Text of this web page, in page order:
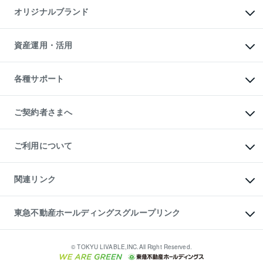
アパート経営
収益物件
ビル購入（ビル一棟）
投資用不動産の売却査定
事業用不動産の売却査定
マンションライブラリー
人気マンションランキング
暮らしに役立つ不動産メディア
不動産相場・不動産価格情報
不動産コラム・ニュース
不動産用語集
不動産なんでもネット相談室
住まいの税金
オリジナルブランド
一棟リノベーションマンション
L`GENTE（ルジェンテ）
区分リノベーションマンション
投資用一棟レジデンスWELL
不動産小口投資
LEGACIA（レガシア）
資産運用・活用
不動産M&A
アセットマネジメント・出資
各種サポート
相続サポート
リフォームサポート
ご契約者さまへ
ご紹介・再契約特典
入居者様専用-各種ご案内（賃貸）
東急こすもす会「こすもすWeb」
ご利用について
金融商品取引について
東急リバブル ソーシャルメディアポリシー
ご意見・お問い合わせ（金融商品取引専用の相談・お問い合わせ窓口）
ダイレクトメール（郵送物）・Eメールなどの送付停止について
関連リンク
これからご結婚される方に東急百貨店のブライダルクラブ
人材サービスのご用命は 東急リバブルスタッフ株式会社まで
東北の逸品を贈ります 東北すぐれものセレクション
東急不動産ホールディングスグループリンク
東急コミュニティー
東急住宅リース
© TOKYU LIVABLE,INC.All Right Reserved.